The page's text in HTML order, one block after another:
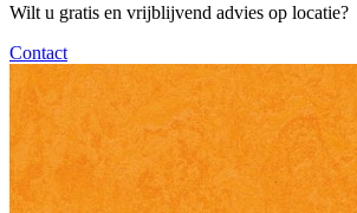
Wilt u gratis en vrijblijvend advies op locatie?
Contact